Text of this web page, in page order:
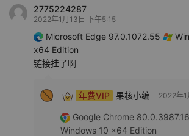
2775224287
2022年1月13日 下午5:15
Microsoft Edge 97.0.1072.55
x64 Edition
链接挂了啊
年费VIP 果核小编 2022年1
Google Chrome
Windows 10 x64 Edition